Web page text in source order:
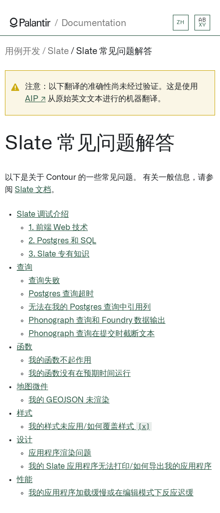
Documentation ZH
AB
XY
用例开发 Slate Slate 常见问题解答
注意：以下翻译的准确性尚未经过验证。这是使用
AIP ↗ 从原始英文文本进行的机器翻译。
Slate 常见问题解答
以下是关于 Contour 的一些常见问题。 有关一般信息，请参
阅 Slate 文档。
Slate 调试介绍
1. 前端 Web 技术
2. Postgres 和 SQL
3. Slate 专有知识
查询
查询失败
Postgres 查询超时
无法在我的 Postgres 查询中引用列
Phonograph 查询和 Foundry 数据输出
Phonograph 查询在提交时截断文本
函数
我的函数不起作用
我的函数没有在预期时间运行
地图微件
我的 GEOJSON 未渲染
样式
我的样式未应用/如何覆盖样式
[x]
设计
应用程序渲染问题
我的 Slate 应用程序无法打印/如何导出我的应用程序
性能
我的应用程序加载缓慢或在编辑模式下反应迟缓